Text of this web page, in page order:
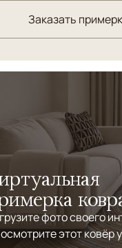
Заказать
фото своего
этот ковёр